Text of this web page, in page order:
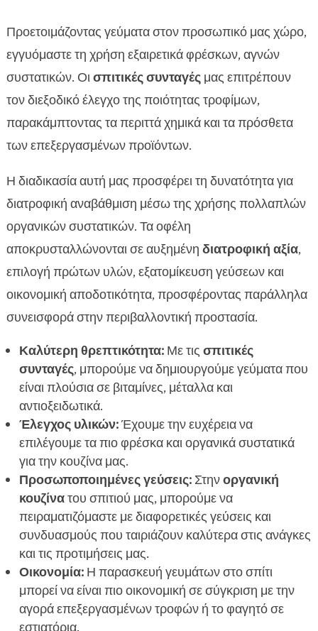
Προετοιμάζοντας γεύματα στον προσωπικό μας χώρο,
εγγυόμαστε τη χρήση εξαιρετικά φρέσκων, αγνών
συστατικών. Οισπιτικές συνταγέςμας επιτρέπουν
τον διεξοδικό έλεγχο της ποιότητας τροφίμων,
παρακάμπτοντας τα περιττά χημικά και τα πρόσθετα
των επεξεργασμένων προϊόντων.
Η διαδικασία αυτή μας προσφέρει τη δυνατότητα για
διατροφική αναβάθμιση μέσω της χρήσης πολλαπλών
οργανικών συστατικών. Τα οφέλη
αποκρυσταλλώνονται σε αυξημένη διατροφική αξία,
επιλογή πρώτων υλών, εξατομίκευση γεύσεων και
οικονομική αποδοτικότητα, προσφέροντας παράλληλα
συνεισφορά στην περιβαλλοντική προστασία.
Καλύτερη θρεπτικότητα:Με τις σπιτικές
συνταγές, μπορούμε να δημιουργούμε γεύματα που
είναι πλούσια σε βιταμίνες, μέταλλα και
αντιοξειδωτικά.
Έλεγχος υλικών:Έχουμε την ευχέρεια να
επιλέγουμε τα πιο φρέσκα και οργανικά συστατικά
για την κουζίνα μας.
Προσωποποιημένες γεύσεις:Στηνοργανική
κουζίνατου σπιτιού μας, μπορούμε να
πειραματιζόμαστε με διαφορετικές γεύσεις και
συνδυασμούς που ταιριάζουν καλύτερα στις ανάγκες
και τις προτιμήσεις μας.
Οικονομία:Η παρασκευή γευμάτων στο σπίτι
μπορεί να είναι πιο οικονομική σε σύγκριση με την
αγορά επεξεργασμένων τροφών ή το φαγητό σε
εστιατόρια.